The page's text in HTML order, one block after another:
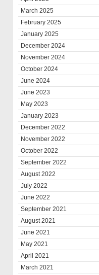
March 2025
February 2025
January 2025
December 2024
November 2024
October 2024
June 2024
June 2023
May 2023
January 2023
December 2022
November 2022
October 2022
September 2022
August 2022
July 2022
June 2022
September 2021
August 2021
June 2021
May 2021
April 2021
March 2021